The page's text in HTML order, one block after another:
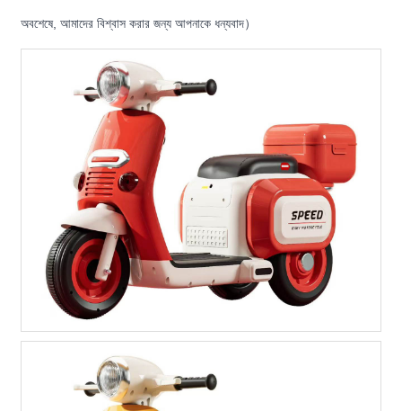
অবশেষে, আমাদের বিশ্বাস করার জন্য আপনাকে ধন্যবাদ）